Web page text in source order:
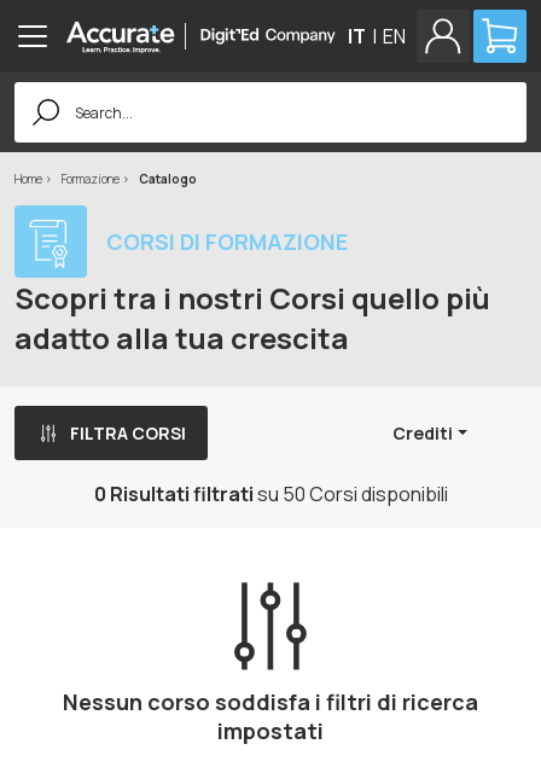
IT | EN
Search
for:
Home Formazione Catalogo
CORSI DI FORMAZIONE
Scopri tra i nostri Corsi quello più
adatto alla tua crescita
FILTRA CORSI Crediti
0 Risultati filtratisu 50 Corsi disponibili
Nessun corso soddisfa i filtri di ricerca
impostati